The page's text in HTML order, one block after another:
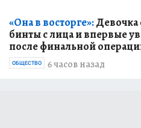
«Она в восторге»:Девочка
бинты с лица и впервые
после финальной
6 часов назад
ОБЩЕСТВО